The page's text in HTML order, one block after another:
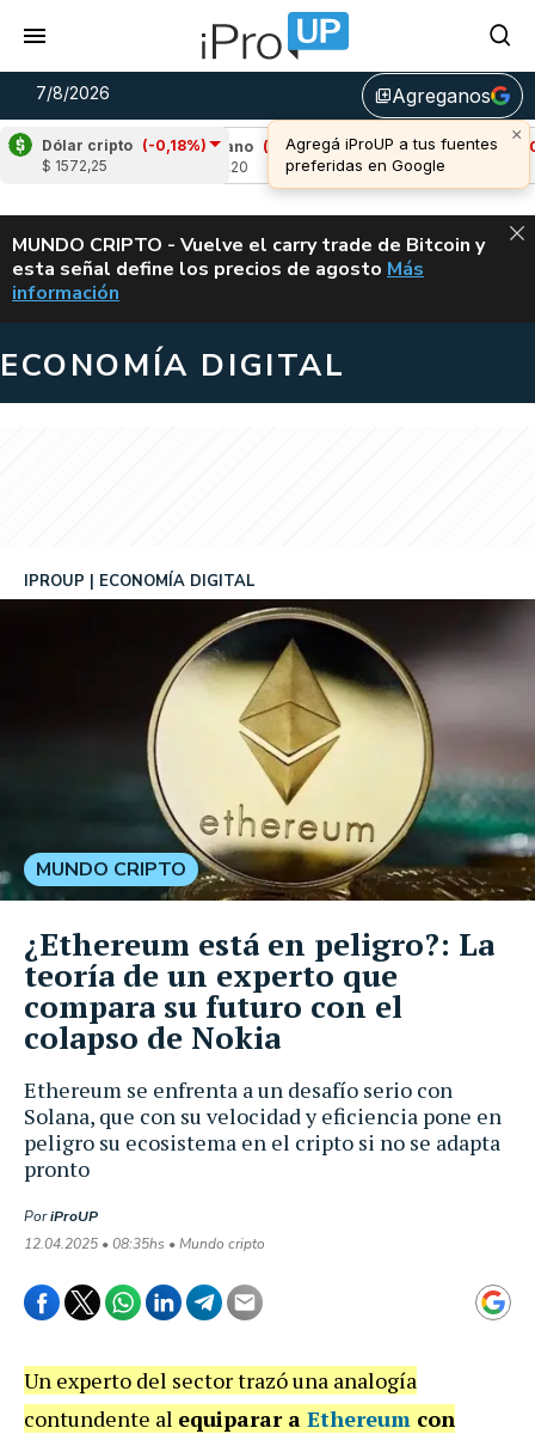
7/8/2026 library_addAgreganos
×
Agregá iProUP a tus fuentes
preferidas en Google
Dólar cripto (-0,18%)
$ 1572,25
Cardano
(-3,89%)
Avalanche (-
u$s 6,45
ALERTA
MUNDO CRIPTO - Vuelve el carry trade de Bitcoin y
esta señal define los precios de agosto VUELVE EL
Más
información
ECONOMÍA DIGITAL
Ethereum se enfrenta a un desafío serio con
Solana, que con su velocidad y eficiencia pone en
peligro su ecosistema en el cripto si no se adapta
pronto
IPROUP ECONOMÍA DIGITAL
PoriProUP
12.04.2025 • 08:35hs • Mundo cripto
MUNDO CRIPTO
¿Ethereum está en peligro?: La
teoría de un experto que
compara su futuro con el
colapso de Nokia
Un experto del sector trazó una analogía
contundente al equiparar a Ethereum con